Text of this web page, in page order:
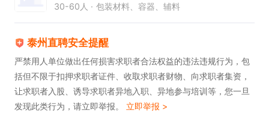
30-60人 包装材料、容器、辅料
泰州直聘安全提醒
严禁用人单位做出任何损害求职者合法权益的违法违规行为，包
括但不限于扣押求职者证件、收取求职者财物、向求职者集资，
让求职者入股、诱导求职者异地入职、异地参与培训等，您一旦
发现此类行为，请立即举报。 立即举报 >